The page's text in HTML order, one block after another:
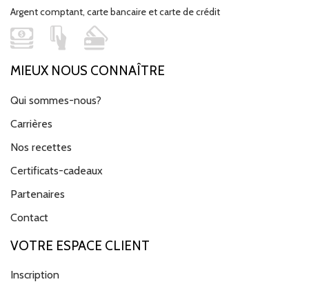
Argent comptant, carte bancaire et carte de crédit
MIEUX NOUS CONNAÎTRE
Qui sommes-nous?
Carrières
Nos recettes
Certificats-cadeaux
Partenaires
Contact
VOTRE ESPACE CLIENT
Inscription